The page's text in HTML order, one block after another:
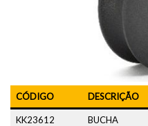
CÓDIGO DESCRIÇÃO
KK23612 BUCHA